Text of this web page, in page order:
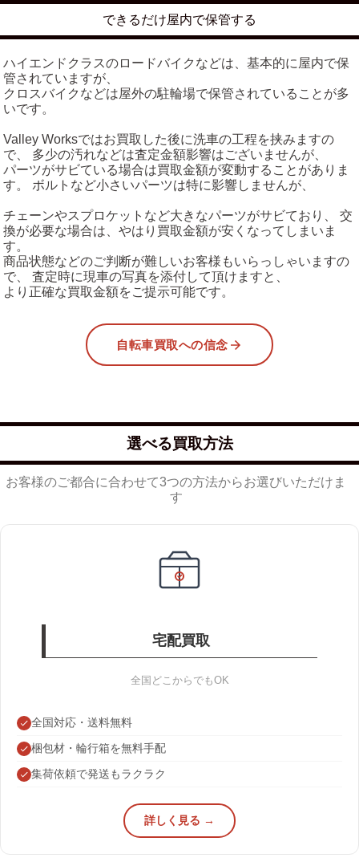
できるだけ屋内で保管する
ハイエンドクラスのロードバイクなどは、基本的に屋内で保
管されていますが、
クロスバイクなどは屋外の駐輪場で保管されていることが多
いです。
Valley Worksではお買取した後に洗車の工程を挟みますの
で、 多少の汚れなどは査定金額影響はございませんが、
パーツがサビている場合は買取金額が変動することがありま
す。 ボルトなど小さいパーツは特に影響しませんが、
チェーンやスプロケットなど大きなパーツがサビており、 交
換が必要な場合は、やはり買取金額が安くなってしまいま
す。
商品状態などのご判断が難しいお客様もいらっしゃいますの
で、 査定時に現車の写真を添付して頂けますと、
より正確な買取金額をご提示可能です。
自転車買取への信念
選べる買取方法
お客様のご都合に合わせて3つの方法からお選びいただけま
す
宅配買取
全国どこからでもOK
全国対応・送料無料
梱包材・輪行箱を無料手配
集荷依頼で発送もラクラク
詳しく見る →